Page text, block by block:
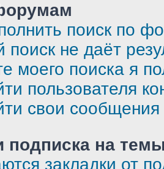
поиск по
не даёт
моего поиска я
пользователя
свои
подписка на
закладки от